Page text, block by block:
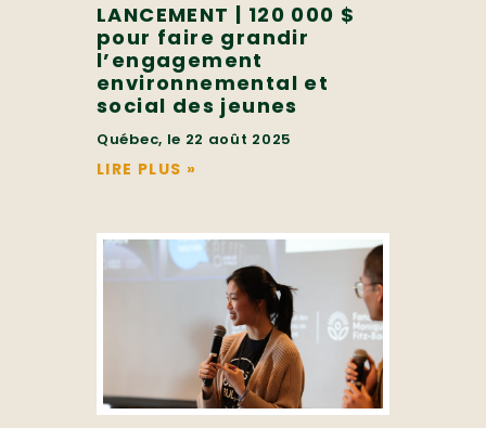
LANCEMENT | 120 000 $
pour faire grandir
l’engagement
environnemental et
social des jeunes
Québec, le 22 août 2025
LIRE PLUS »